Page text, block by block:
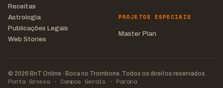
Receitas
Astrologia
Publicações Legais
Web Stories
PROJETOS ESPECIAIS
Master Plan
© 2026 BnT Online · Boca no Trombone. Todos os direitos reservados.
Ponta Grossa · Campos Gerais · Paraná